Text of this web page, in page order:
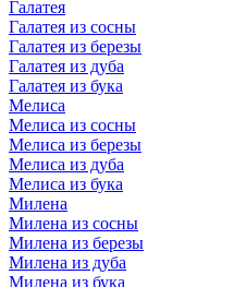
Галатея
Галатея из сосны
Галатея из березы
Галатея из дуба
Галатея из бука
Мелиса
Мелиса из сосны
Мелиса из березы
Мелиса из дуба
Мелиса из бука
Милена
Милена из сосны
Милена из березы
Милена из дуба
Милена из бука